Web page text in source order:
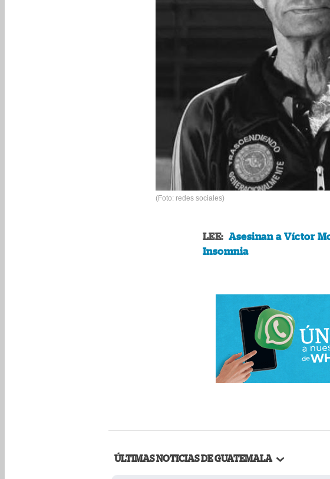
(Foto: redes sociales)
LEE: Asesinan a Víctor
Insomnia
ÚLTIMAS NOTICIAS DE GUATEMALA